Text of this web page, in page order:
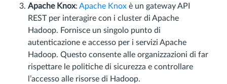
Apache Knox: Apache Knox è un gateway API
REST per interagire con i cluster di Apache
Hadoop. Fornisce un singolo punto di
autenticazione e accesso per i servizi Apache
Hadoop. Questo consente alle organizzazioni di far
rispettare le politiche di sicurezza e controllare
l’accesso alle risorse di Hadoop.